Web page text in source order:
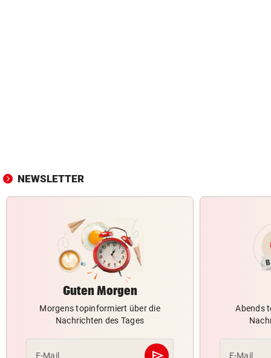
NEWSLETTER
Guten Morgen
Morgens topinformiert über die
Nachrichten des Tages
E-Mail
Abends
E-Mail